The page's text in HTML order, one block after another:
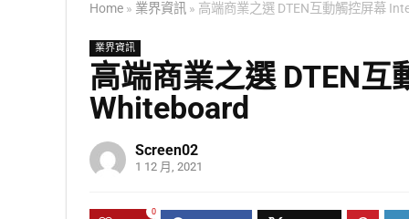
Home » 業界資訊 » 高端商業之選 DTEN互動觸控屏幕
業界資訊
高端商業之選 DTEN
Whiteboard
Screen02
1 12 月, 2021
0